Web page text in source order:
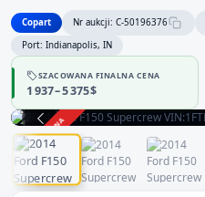
Copart Nr aukcji: C-50196376
Port: Indianapolis, IN
SZACOWANA FINALNA CENA
1 937 – 5 375 $
ZAKOŃCZONA